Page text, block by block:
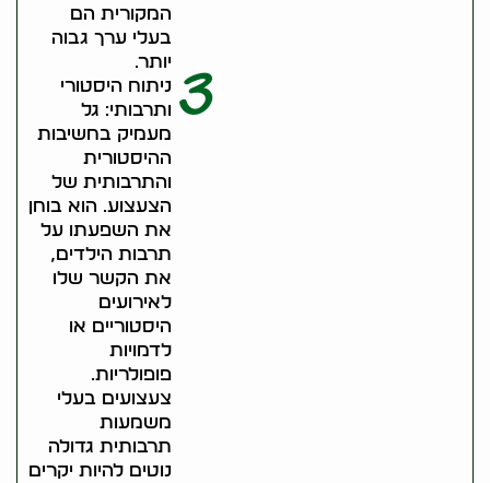
המקורית הם
בעלי ערך גבוה
יותר.
3 ניתוח היסטורי
ותרבותי: גל
מעמיק בחשיבות
ההיסטורית
והתרבותית של
הצעצוע. הוא בוחן
את השפעתו על
תרבות הילדים,
את הקשר שלו
לאירועים
היסטוריים או
לדמויות
פופולריות.
צעצועים בעלי
משמעות
תרבותית גדולה
נוטים להיות יקרים